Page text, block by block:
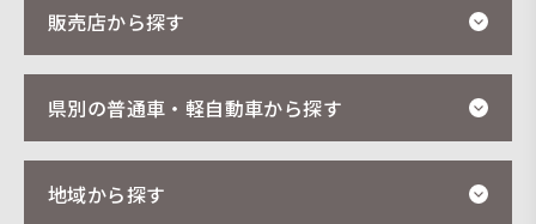
販売店から探す
県別の普通車・軽自動車から探す
地域から探す